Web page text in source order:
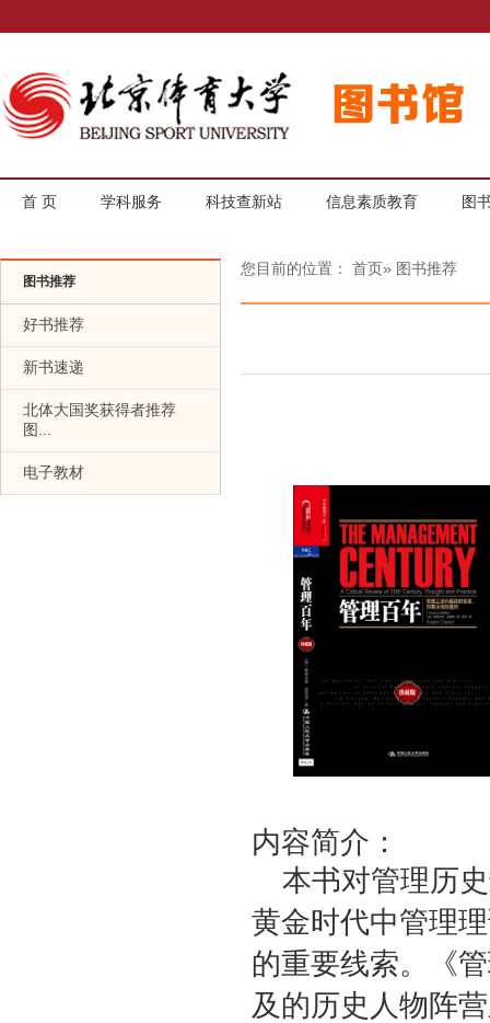
首 页 学科服务 科技查新站 信息素质教育 图
图书推荐
好书推荐
新书速递
北体大国奖获得者推荐
图...
电子教材
您目前的位置： 首页» 图书推荐
内容简介：
本书对管理历
黄金时代中管理
的重要线索。《
及的历史人物阵